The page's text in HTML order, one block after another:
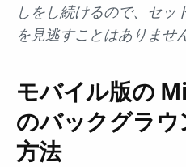
しをし続けるので、セッ
を見逃すことはありません
モバイル版の
のバックグラ
方法